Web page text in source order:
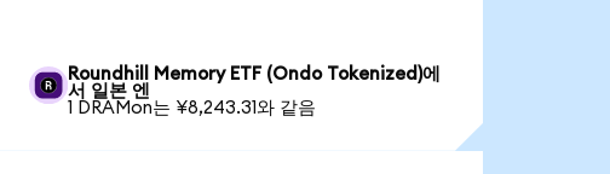
Roundhill Memory ETF (Ondo Tokenized)에
서 일본 엔
1 DRAMon는 ¥8,243.31와 같음